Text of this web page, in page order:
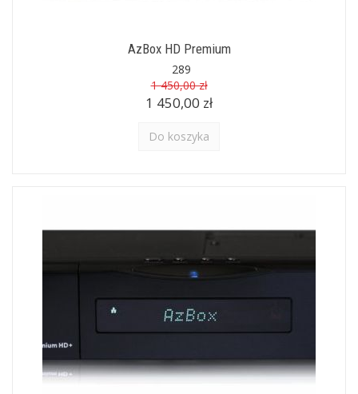
AzBox HD Premium
289
1 450,00 zł
1 450,00 zł
Do koszyka